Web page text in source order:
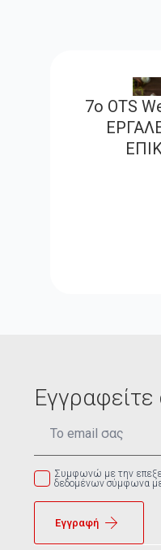
7ο OTS
Συμφωνώ με την
δεδομένων σύμφωνα
Εγγραφή